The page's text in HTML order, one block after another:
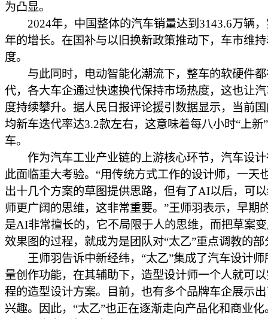
为凸显。
2024年，中国整体的汽车销量达到3143.6万辆，
年的增长。在国补与以旧换新政策推动下，车市维
度。
与此同时，电动智能化潮流下，整车的软硬件都
代，各大车企通过快速换代保持市场热度，这也让
度持续攀升。据人民日报评论援引数据显示，当前
均新车迭代率达3.2款左右，这意味着每八小时“上新
车。
作为汽车工业产业链的上游核心环节，汽车设计
此面临重大考验。“用传统方式工作的设计师，一天
出十几个方案的草图提供思路，但有了AI以后，可
师更广阔的思维，这非常重要。”王师羽表示，早期
是AI非常擅长的，它不局限于人的思维，而把草案
效果图的过程，就成为是团队对“太乙”重点调教的部
王师羽告诉中新经纬，“太乙”集成了汽车设计师
量创作功能，在其辅助下，造型设计师一个人就可
程的造型设计方案。目前，也有多个品牌车企展示
兴趣。因此，“太乙”也正在逐渐走向产品化和商业化